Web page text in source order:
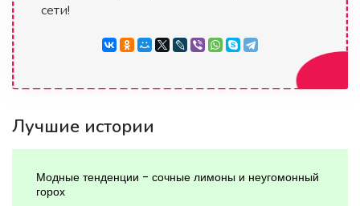
сети!
Лучшие истории
Модные тенденции - сочные лимоны и неугомонный
горох